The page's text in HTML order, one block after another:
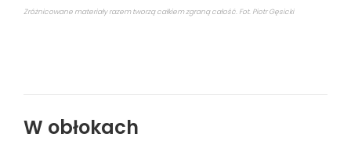
Zróżnicowane materiały razem tworzą całkiem zgraną całość. Fot. Piotr Gęsicki
W obłokach